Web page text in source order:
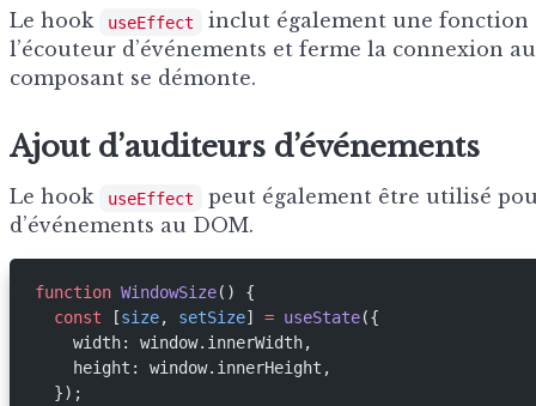
Le hook
useEffect
inclut également une fonction
l’écouteur d’événements et ferme la connexion
composant se démonte.
Ajout d’auditeurs d’événements
Le hook useEffect
peut également être utilisé
d’événements au DOM.
function WindowSize() {
  const
[size, setSize] = useState({
    width: window.innerWidth,
    height: window.innerHeight,
  });